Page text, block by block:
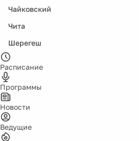
Чайковский
Чита
Шерегеш
Расписание
Программы
Новости
Ведущие